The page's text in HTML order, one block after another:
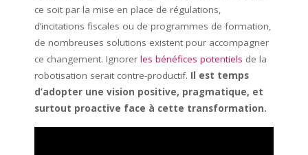
ce soit par la mise en place de régulations,
d’incitations fiscales ou de programmes de formation,
de nombreuses solutions existent pour accompagner
ce changement. Ignorer les bénéfices potentiels de la
robotisation serait contre-productif. Il est temps
d’adopter une vision positive, pragmatique, et
surtout proactive face à cette transformation.